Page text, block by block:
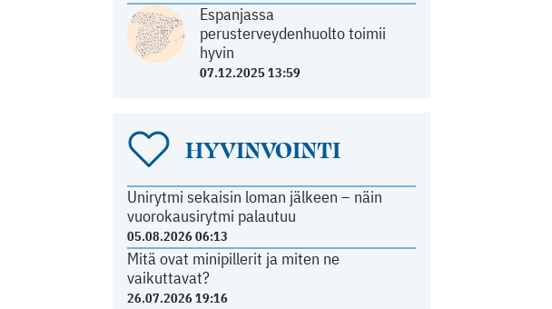
Espanjassa
perusterveydenhuolto toimii
hyvin
07.12.2025 13:59
HYVINVOINTI
Unirytmi sekaisin loman jälkeen – näin
vuorokausirytmi palautuu
05.08.2026 06:13
Mitä ovat minipillerit ja miten ne
vaikuttavat?
26.07.2026 19:16